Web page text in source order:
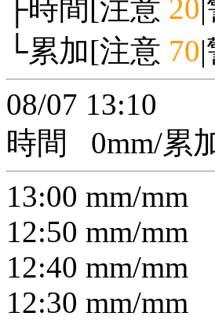
├時間[注意 20
└累加[注意 70
08/07 13:10
時間
0mm/累
13:00 mm/mm
12:50 mm/mm
12:40 mm/mm
12:30 mm/mm